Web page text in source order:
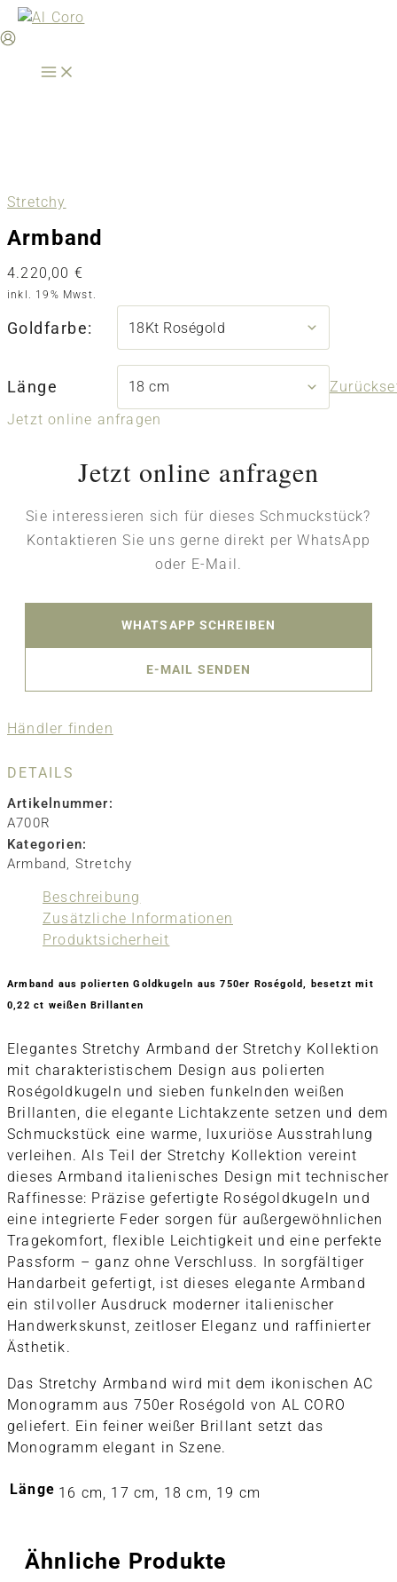
Zum
Inhalt
Stretchy
Armband
4.220,00 €
inkl. 19% Mwst.
Goldfarbe:
Länge
Jetzt online anfragen
Jetzt online anfragen
Sie interessieren sich für dieses Schmuckstück?
Kontaktieren Sie uns gerne direkt per WhatsApp
oder E-Mail.
WHATSAPP SCHREIBEN
E-MAIL SENDEN
Händler finden
DETAILS
Artikelnummer:
A700R
Kategorien:
Armband
Stretchy
Beschreibung
Zusätzliche Informationen
Produktsicherheit
Armband aus polierten Goldkugeln aus 750er Roségold, besetzt mit
0,22 ct weißen Brillanten
Elegantes Stretchy Armband der Stretchy Kollektion
mit charakteristischem Design aus polierten
Roségoldkugeln und sieben funkelnden weißen
Brillanten, die elegante Lichtakzente setzen und dem
Schmuckstück eine warme, luxuriöse Ausstrahlung
verleihen. Als Teil der Stretchy Kollektion vereint
dieses Armband italienisches Design mit technischer
Raffinesse: Präzise gefertigte Roségoldkugeln und
eine integrierte Feder sorgen für außergewöhnlichen
Tragekomfort, flexible Leichtigkeit und eine perfekte
Passform – ganz ohne Verschluss. In sorgfältiger
Handarbeit gefertigt, ist dieses elegante Armband
ein stilvoller Ausdruck moderner italienischer
Handwerkskunst, zeitloser Eleganz und raffinierter
Ästhetik.
Das Stretchy Armband wird mit dem ikonischen AC
Monogramm aus 750er Roségold von AL CORO
geliefert. Ein feiner weißer Brillant setzt das
Monogramm elegant in Szene.
Länge 16 cm, 17 cm, 18 cm, 19 cm
Ähnliche Produkte